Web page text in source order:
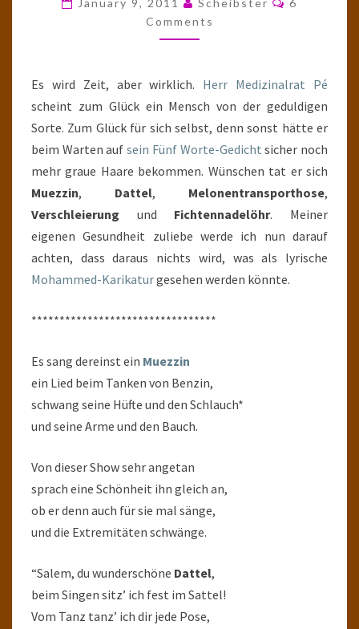
DER
HUF
MUEZZIN
January 9, 2011 Scheibster
6
Comments
Es wird Zeit, aber wirklich. Herr Medizinalrat Pé
scheint zum Glück ein Mensch von der geduldigen
Sorte. Zum Glück für sich selbst, denn sonst hätte er
beim Warten aufsein Fünf Worte-Gedicht sicher noch
mehr graue Haare bekommen. Wünschen tat er sich
Muezzin, Dattel, Melonentransporthose,
Verschleierung und Fichtennadelöhr. Meiner
eigenen Gesundheit zuliebe werde ich nun darauf
achten, dass daraus nichts wird, was als lyrische
Mohammed-Karikaturgesehen werden könnte.
*********************************
Es sang dereinst ein Muezzin
ein Lied beim Tanken von Benzin,
schwang seine Hüfte und den Schlauch*
und seine Arme und den Bauch.
Von dieser Show sehr angetan
sprach eine Schönheit ihn gleich an,
ob er denn auch für sie mal sänge,
und die Extremitäten schwänge.
“Salem, du wunderschöne Dattel,
beim Singen sitz’ ich fest im Sattel!
Vom Tanz tanz’ ich dir jede Pose,